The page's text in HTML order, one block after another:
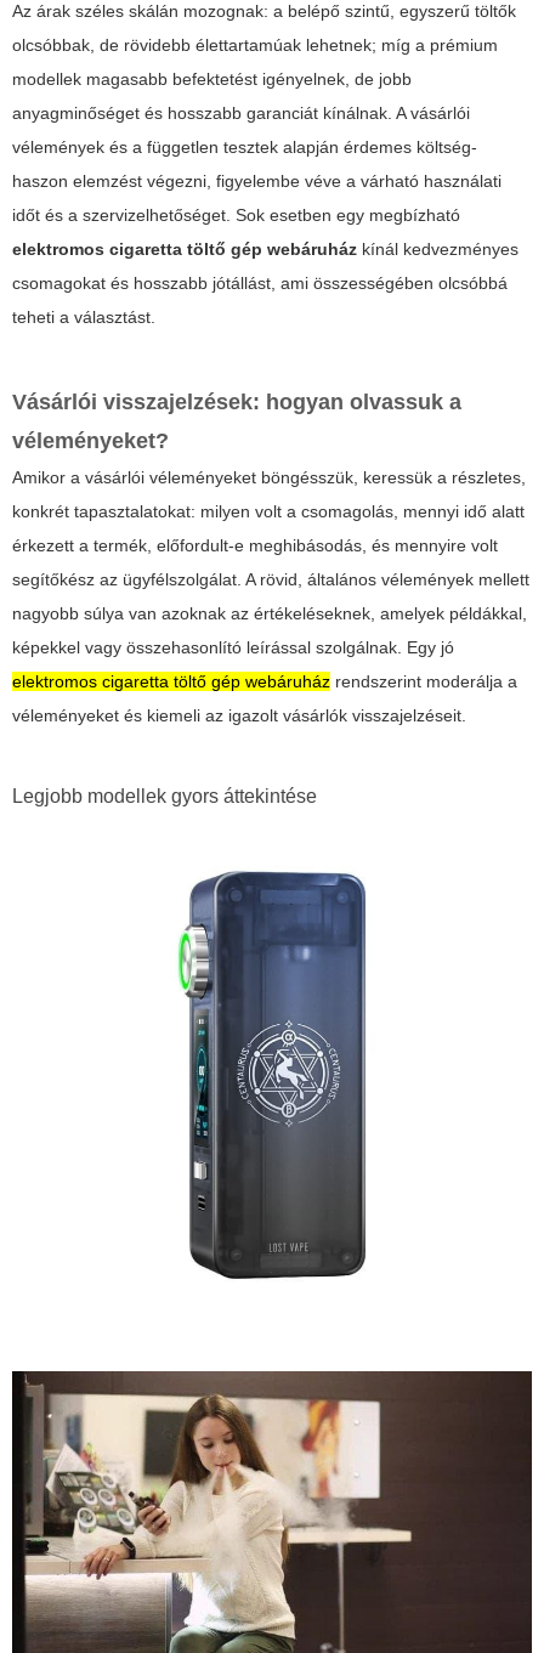
Az árak széles skálán mozognak: a belépő szintű, egyszerű töltők
olcsóbbak, de rövidebb élettartamúak lehetnek; míg a prémium
modellek magasabb befektetést igényelnek, de jobb
anyagminőséget és hosszabb garanciát kínálnak. A vásárlói
vélemények és a független tesztek alapján érdemes költség-
haszon elemzést végezni, figyelembe véve a várható használati
időt és a szervizelhetőséget. Sok esetben egy megbízható
elektromos cigaretta töltő gép webáruház kínál kedvezményes
csomagokat és hosszabb jótállást, ami összességében olcsóbbá
teheti a választást.
Vásárlói visszajelzések: hogyan olvassuk a
véleményeket?
Amikor a vásárlói véleményeket böngésszük, keressük a részletes,
konkrét tapasztalatokat: milyen volt a csomagolás, mennyi idő alatt
érkezett a termék, előfordult-e meghibásodás, és mennyire volt
segítőkész az ügyfélszolgálat. A rövid, általános vélemények mellett
nagyobb súlya van azoknak az értékeléseknek, amelyek példákkal,
képekkel vagy összehasonlító leírással szolgálnak. Egy jó
elektromos cigaretta töltő gép webáruház rendszerint moderálja a
véleményeket és kiemeli az igazolt vásárlók visszajelzéseit.
Legjobb modellek gyors áttekintése